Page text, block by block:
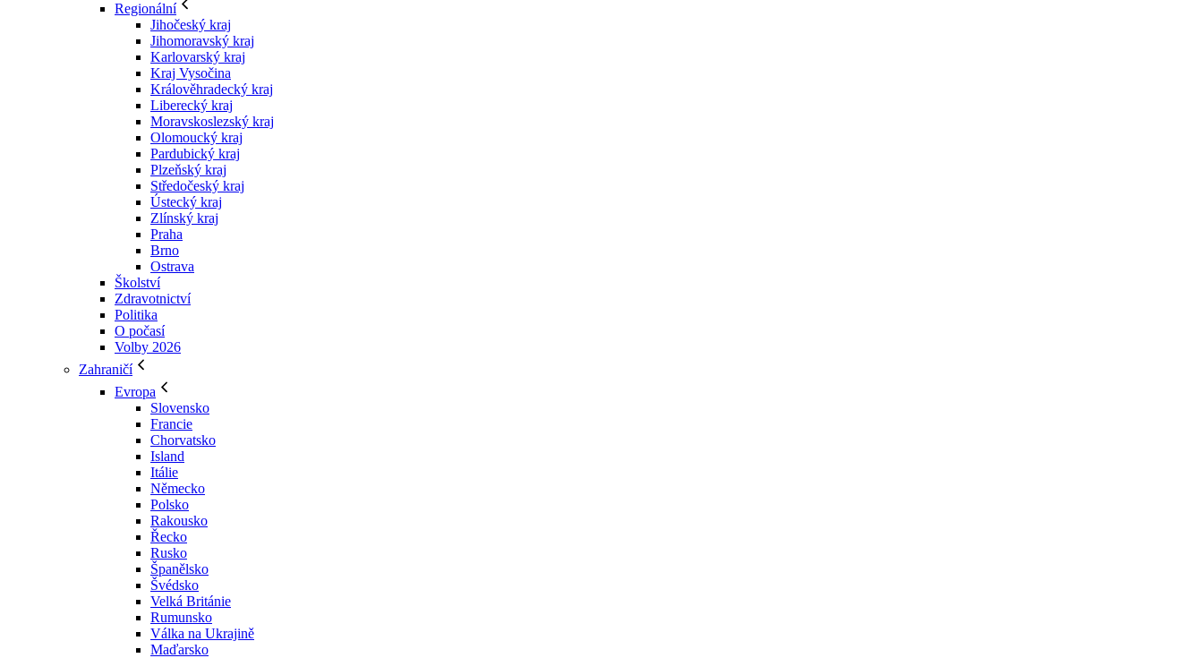
Regionální
Jihočeský kraj
Jihomoravský kraj
Karlovarský kraj
Kraj Vysočina
Králověhradecký kraj
Liberecký kraj
Moravskoslezský kraj
Olomoucký kraj
Pardubický kraj
Plzeňský kraj
Středočeský kraj
Ústecký kraj
Zlínský kraj
Praha
Brno
Ostrava
Školství
Zdravotnictví
Politika
O počasí
Volby 2026
Zahraničí
Evropa
Slovensko
Francie
Chorvatsko
Island
Itálie
Německo
Polsko
Rakousko
Řecko
Rusko
Španělsko
Švédsko
Velká Británie
Rumunsko
Válka na Ukrajině
Maďarsko